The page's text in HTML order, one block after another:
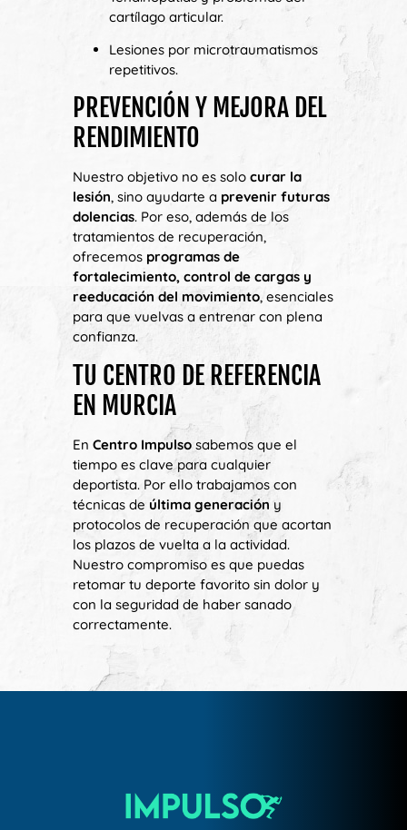
cartílago articular.
Lesiones por microtraumatismos
repetitivos.
PREVENCIÓN Y MEJORA DEL
RENDIMIENTO
Nuestro objetivo no es solo curar la
lesión, sino ayudarte a prevenir futuras
dolencias. Por eso, además de los
tratamientos de recuperación,
ofrecemos programas de
fortalecimiento, control de cargas y
reeducación del movimiento, esenciales
para que vuelvas a entrenar con plena
confianza.
TU CENTRO DE REFERENCIA
EN MURCIA
En Centro Impulso sabemos que el
tiempo es clave para cualquier
deportista. Por ello trabajamos con
técnicas de última generación y
protocolos de recuperación que acortan
los plazos de vuelta a la actividad.
Nuestro compromiso es que puedas
retomar tu deporte favorito sin dolor y
con la seguridad de haber sanado
correctamente.